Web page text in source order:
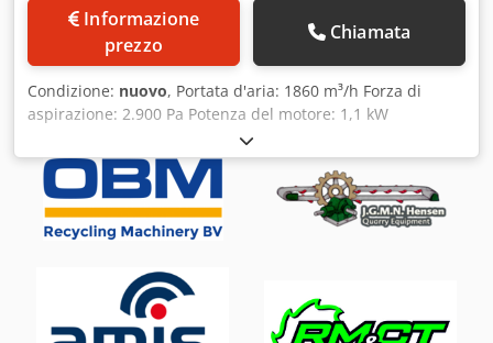
prezzo
Chiamata
Condizione: nuovo, Portata d'aria: 1860 m³/h Forza di
aspirazione: 2.900 Pa Potenza del motore: 1,1 kW
Superficie del filtro: 10 m² Livello di rumore: 72 dB(A)
Alimentazione: 400/50 V/Hz Ingombro: circa 665 x 820 x
1365 mm Peso: circa 165 kg Sistema di aspirazione mobile,
aspiratore per fumi di saldatura Dksdpfx Aiekm Rynovsr
(pulizia manuale tramite aria compressa) - Braccio
di polvere M - Preseparatore di particelle: deflettore - Tipo
di corrente: 3Ph+N+PE Il sistema di filtraggio ----- Il sistema
di filtraggio mobile di tipo StrongMaster IFA è